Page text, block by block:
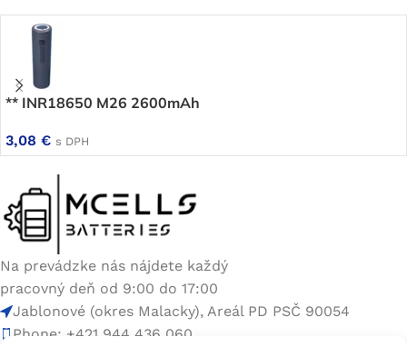
** INR18650 M26 2600mAh
3,08 € s DPH
Na prevádzke nás nájdete každý
pracovný deň od 9:00 do 17:00
Jablonové (okres Malacky), Areál PD PSČ 90054
Phone: +421 944 436 060